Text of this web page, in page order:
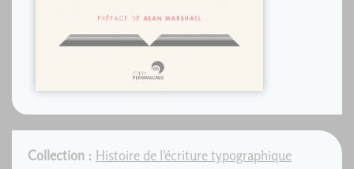
Collection : Histoire de l'écriture typographique